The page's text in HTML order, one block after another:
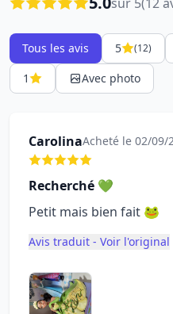
Tous les avis 5 (12)
1
Avec photo
CarolinaAcheté le 02/09/
Recherché 💚
Petit mais bien fait 🐸
Avis traduit - Voir l'original